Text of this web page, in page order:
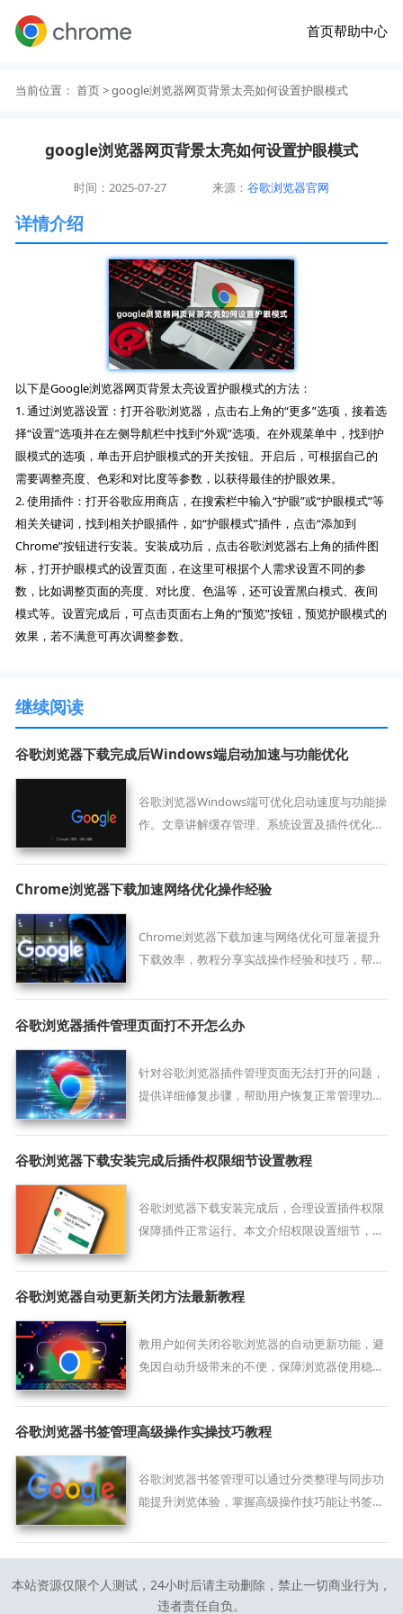
首页帮助中心
当前位置： 首页> google浏览器网页背景太亮如何设置护眼模式
google浏览器网页背景太亮如何设置护眼模式
时间：2025-07-27 来源：谷歌浏览器官网
详情介绍
以下是Google浏览器网页背景太亮设置护眼模式的方法：
1. 通过浏览器设置：打开谷歌浏览器，点击右上角的“更多”选项，接着选
择“设置”选项并在左侧导航栏中找到“外观”选项。在外观菜单中，找到护
眼模式的选项，单击开启护眼模式的开关按钮。开启后，可根据自己的
需要调整亮度、色彩和对比度等参数，以获得最佳的护眼效果。
2. 使用插件：打开谷歌应用商店，在搜索栏中输入“护眼”或“护眼模式”等
相关关键词，找到相关护眼插件，如“护眼模式”插件，点击“添加到
Chrome”按钮进行安装。安装成功后，点击谷歌浏览器右上角的插件图
标，打开护眼模式的设置页面，在这里可根据个人需求设置不同的参
数，比如调整页面的亮度、对比度、色温等，还可设置黑白模式、夜间
模式等。设置完成后，可点击页面右上角的“预览”按钮，预览护眼模式的
效果，若不满意可再次调整参数。
继续阅读
谷歌浏览器下载完成后Windows端启动加速与功能优化
谷歌浏览器Windows端可优化启动速度与功能操
作。文章讲解缓存管理、系统设置及插件优化，
体验。
Chrome浏览器下载加速网络优化操作经验
Chrome浏览器下载加速与网络优化可显著提升
下载效率，教程分享实战操作经验和技巧，帮助
谷歌浏览器插件管理页面打不开怎么办
针对谷歌浏览器插件管理页面无法打开的问题，
提供详细修复步骤，帮助用户恢复正常管理功
谷歌浏览器下载安装完成后插件权限细节设置教程
谷歌浏览器下载安装完成后，合理设置插件权限
保障插件正常运行。本文介绍权限设置细节，帮
谷歌浏览器自动更新关闭方法最新教程
教用户如何关闭谷歌浏览器的自动更新功能，避
免因自动升级带来的不便，保障浏览器使用稳定
谷歌浏览器书签管理高级操作实操技巧教程
谷歌浏览器书签管理可以通过分类整理与同步功
能提升浏览体验，掌握高级操作技巧能让书签使
本站资源仅限个人测试，24小时后请主动删除，禁止一切商业行为，
违者责任自负。